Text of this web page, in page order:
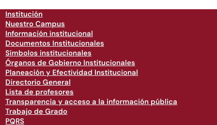
Institución
Nuestro Campus
Información institucional
Documentos Institucionales
Símbolos institucionales
Órganos de Gobierno Institucionales
Planeación y Efectividad Institucional
Directorio General
Lista de profesores
Transparencia y acceso a la información pública
Trabajo de Grado
PQRS